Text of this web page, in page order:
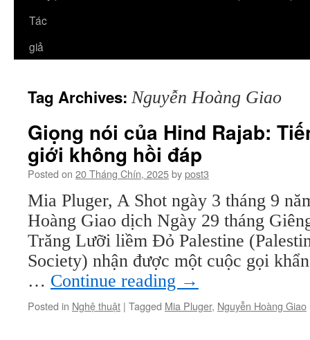
Tác
giả
Tag Archives: Nguyễn Hoàng Giao
Giọng nói của Hind Rajab:
giới không hồi đáp
Posted on 20 Tháng Chín, 2025bypost3
Mia Pluger, A Shot ngày 3 tháng 9
Hoàng Giao dịch Ngày 29 tháng
Trăng Lưỡi liềm Đỏ Palestine
Society) nhận được một cuộc gọi
… Continue reading →
Posted in Nghệ thuật | Tagged Mia Pluger, Nguyễn Hoàng Giao